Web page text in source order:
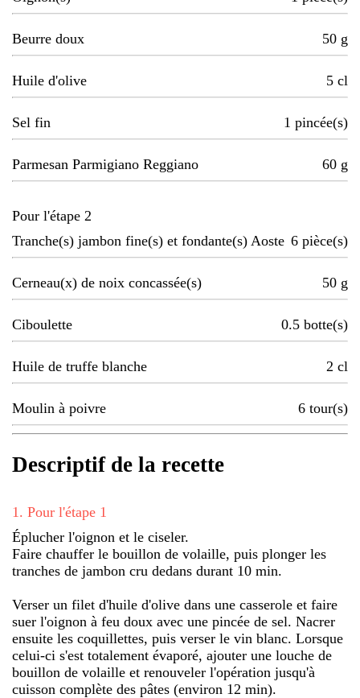
Beurre doux 50 g
Huile d'olive 5 cl
Sel fin 1 pincée(s)
Parmesan Parmigiano Reggiano 60 g
Pour l'étape 2
Tranche(s) jambon fine(s) et fondante(s) Aoste 6 pièce(s)
Cerneau(x) de noix concassée(s) 50 g
Ciboulette 0.5 botte(s)
Huile de truffe blanche 2 cl
Moulin à poivre 6 tour(s)
Descriptif de la recette
1 . Pour l'étape 1
Éplucher l'oignon et le ciseler.
Faire chauffer le bouillon de volaille, puis plonger les
tranches de jambon cru dedans durant 10 min.
Verser un filet d'huile d'olive dans une casserole et faire
suer l'oignon à feu doux avec une pincée de sel. Nacrer
ensuite les coquillettes, puis verser le vin blanc. Lorsque
celui-ci s'est totalement évaporé, ajouter une louche de
bouillon de volaille et renouveler l'opération jusqu'à
cuisson complète des pâtes (environ 12 min).